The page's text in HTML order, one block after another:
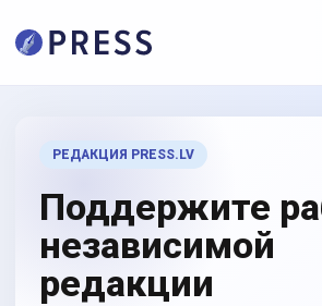
РЕДАКЦИЯ PRESS.LV
Поддержите
независимой
редакции